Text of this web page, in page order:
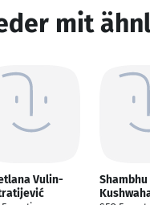
mit
Vulin-
Shambhu